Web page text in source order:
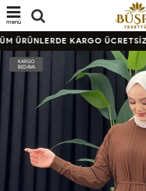
menü
ÜRÜNLERDE KARGO ÜCRETSİZ!
KARGO
BEDAVA